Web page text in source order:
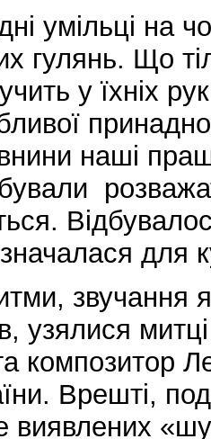
умільці на
гулянь. Що
у їхніх
наші
для
звучання
узялися
композитор
Врешті,
виявлених